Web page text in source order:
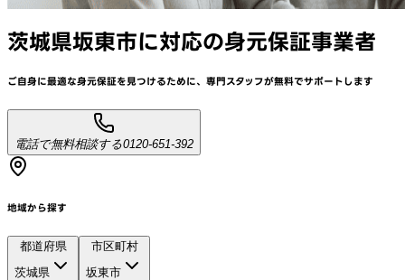
茨城県坂東市に対応の身元保証事業者
ご自身に最適な身元保証を見つけるために、 専門スタッフが無料でサポートします
電話で無料相談する0120-651-392
地域から探す
都道府県
茨城県
市区町村
坂東市